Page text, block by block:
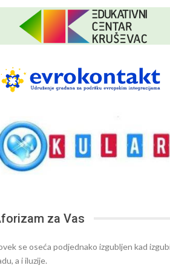
za Vas
se oseća podjednako izgubljen kad
a i iluzije.